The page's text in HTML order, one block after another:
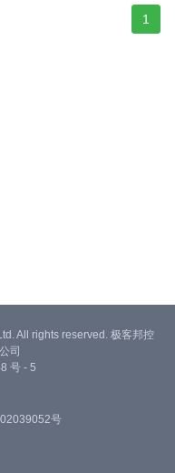
1
All rights reserved. 极客邦控
司
号 - 5
号